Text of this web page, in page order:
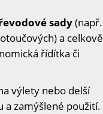
sady(např.
a celkově
řídítka či
výlety nebo delší
a zamýšlené použití.